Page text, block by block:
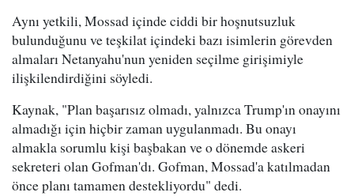
Aynı yetkili, Mossad içinde ciddi bir hoşnutsuzluk
bulunduğunu ve teşkilat içindeki bazı isimlerin görevden
almaları Netanyahu'nun yeniden seçilme girişimiyle
ilişkilendirdiğini söyledi.
Kaynak, "Plan başarısız olmadı, yalnızca Trump'ın onayını
almadığı için hiçbir zaman uygulanmadı. Bu onayı
almakla sorumlu kişi başbakan ve o dönemde askeri
sekreteri olan Gofman'dı. Gofman, Mossad'a katılmadan
önce planı tamamen destekliyordu" dedi.